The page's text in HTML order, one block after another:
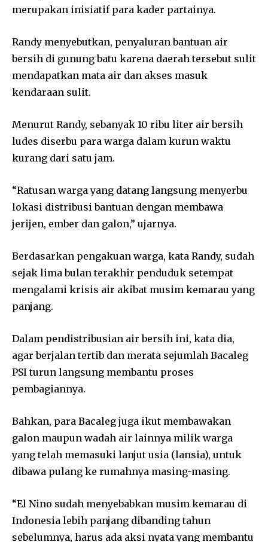
merupakan inisiatif para kader partainya.
Randy menyebutkan, penyaluran bantuan air
bersih di gunung batu karena daerah tersebut sulit
mendapatkan mata air dan akses masuk
kendaraan sulit.
Menurut Randy, sebanyak 10 ribu liter air bersih
ludes diserbu para warga dalam kurun waktu
kurang dari satu jam.
“Ratusan warga yang datang langsung menyerbu
lokasi distribusi bantuan dengan membawa
jerijen, ember dan galon,” ujarnya.
Berdasarkan pengakuan warga, kata Randy, sudah
sejak lima bulan terakhir penduduk setempat
mengalami krisis air akibat musim kemarau yang
panjang.
Dalam pendistribusian air bersih ini, kata dia,
agar berjalan tertib dan merata sejumlah Bacaleg
PSI turun langsung membantu proses
pembagiannya.
Bahkan, para Bacaleg juga ikut membawakan
galon maupun wadah air lainnya milik warga
yang telah memasuki lanjut usia (lansia), untuk
dibawa pulang ke rumahnya masing-masing.
“El Nino sudah menyebabkan musim kemarau di
Indonesia lebih panjang dibanding tahun
sebelumnya, harus ada aksi nyata yang membantu